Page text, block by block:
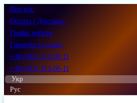
Про нас
Оплата і Доставка
Графік роботи
Гарантія та сервіс
+38 (095) 513-00-11
+38 (093) 513-00-11
Укр
Рус